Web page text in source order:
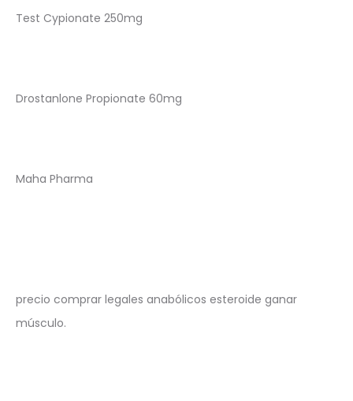
Test Cypionate 250mg
Drostanlone Propionate 60mg
Maha Pharma
precio comprar legales anabólicos esteroide ganar
músculo.